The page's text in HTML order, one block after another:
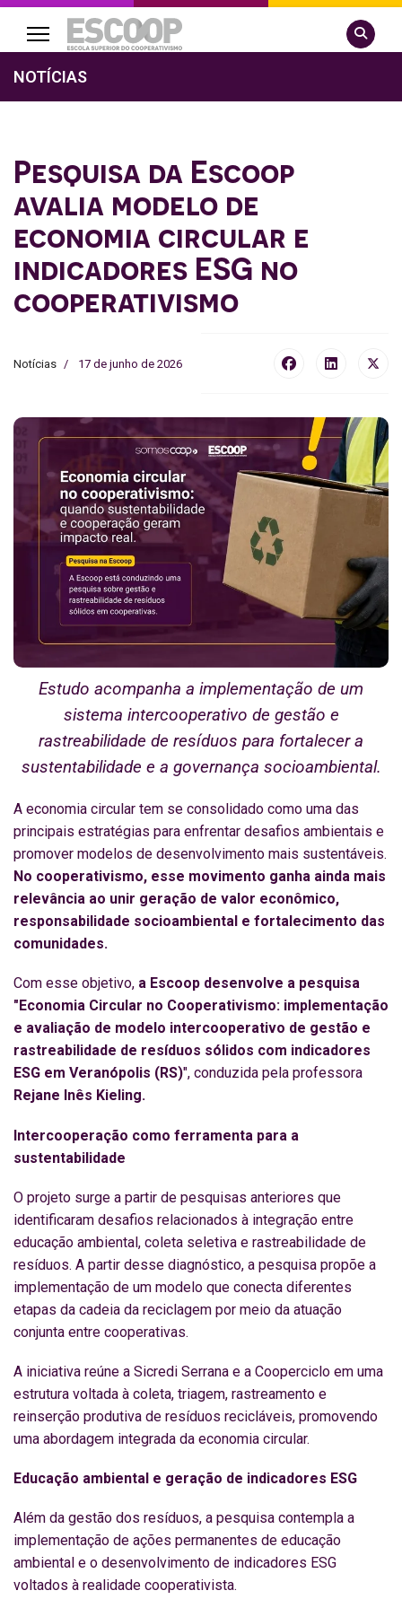
Pesquisar
NOTÍCIAS
Pesquisa da Escoop
avalia modelo de
economia circular e
indicadores ESG no
cooperativismo
Notícias 17 de junho de 2026
Estudo acompanha a implementação de um
sistema intercooperativo de gestão e
rastreabilidade de resíduos para fortalecer a
sustentabilidade e a governança socioambiental.
A economia circular tem se consolidado como uma das
principais estratégias para enfrentar desafios ambientais e
promover modelos de desenvolvimento mais sustentáveis.
No cooperativismo, esse movimento ganha ainda mais
relevância ao unir geração de valor econômico,
responsabilidade socioambiental e fortalecimento das
comunidades.
Com esse objetivo, a Escoop desenvolve a pesquisa
"Economia Circular no Cooperativismo: implementação
e avaliação de modelo intercooperativo de gestão e
rastreabilidade de resíduos sólidos com indicadores
ESG em Veranópolis (RS)", conduzida pela professora
Rejane Inês Kieling.
Intercooperação como ferramenta para a
sustentabilidade
O projeto surge a partir de pesquisas anteriores que
identificaram desafios relacionados à integração entre
educação ambiental, coleta seletiva e rastreabilidade de
resíduos. A partir desse diagnóstico, a pesquisa propõe a
implementação de um modelo que conecta diferentes
etapas da cadeia da reciclagem por meio da atuação
conjunta entre cooperativas.
A iniciativa reúne a Sicredi Serrana e a Cooperciclo em uma
estrutura voltada à coleta, triagem, rastreamento e
reinserção produtiva de resíduos recicláveis, promovendo
uma abordagem integrada da economia circular.
Educação ambiental e geração de indicadores ESG
Além da gestão dos resíduos, a pesquisa contempla a
implementação de ações permanentes de educação
ambiental e o desenvolvimento de indicadores ESG
voltados à realidade cooperativista.